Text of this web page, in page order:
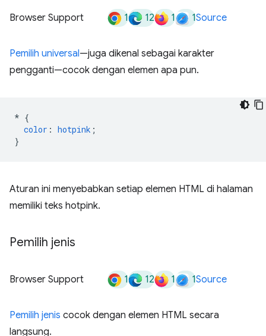
Browser Support 1 12 1 1Source
Pemilih universal—juga dikenal sebagai karakter
pengganti—cocok dengan elemen apa pun.
* {
color : hotpink ;
}
Aturan ini menyebabkan setiap elemen HTML di halaman
memiliki teks hotpink.
Pemilih jenis
Browser Support 1 12 1 1Source
Pemilih jenis cocok dengan elemen HTML secara
langsung.